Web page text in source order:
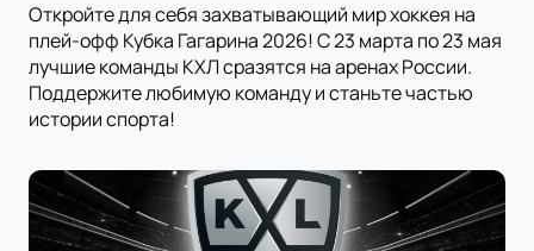
Откройте для себя захватывающий мир хоккея на
плей-офф Кубка Гагарина 2026! С 23 марта по 23 мая
лучшие команды КХЛ сразятся на аренах России.
Поддержите любимую команду и станьте частью
истории спорта!